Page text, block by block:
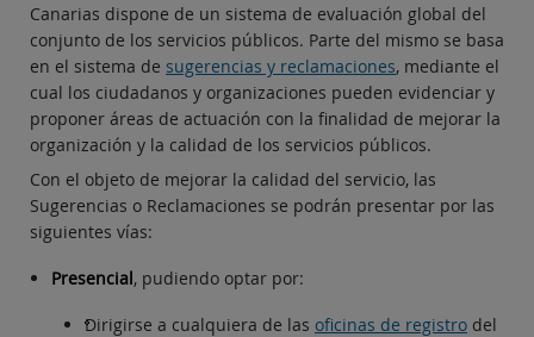
Canarias dispone de un sistema de evaluación global del
conjunto de los servicios públicos. Parte del mismo se basa
en el sistema de sugerencias y reclamaciones, mediante el
cual los ciudadanos y organizaciones pueden evidenciar y
proponer áreas de actuación con la finalidad de mejorar la
organización y la calidad de los servicios públicos.
Con el objeto de mejorar la calidad del servicio, las
Sugerencias o Reclamaciones se podrán presentar por las
siguientes vías:
Presencial, pudiendo optar por:
Dirigirse a cualquiera de las oficinas de registro del